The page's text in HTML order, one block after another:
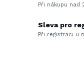
Při nákupu nad
Sleva pro
Při registraci u